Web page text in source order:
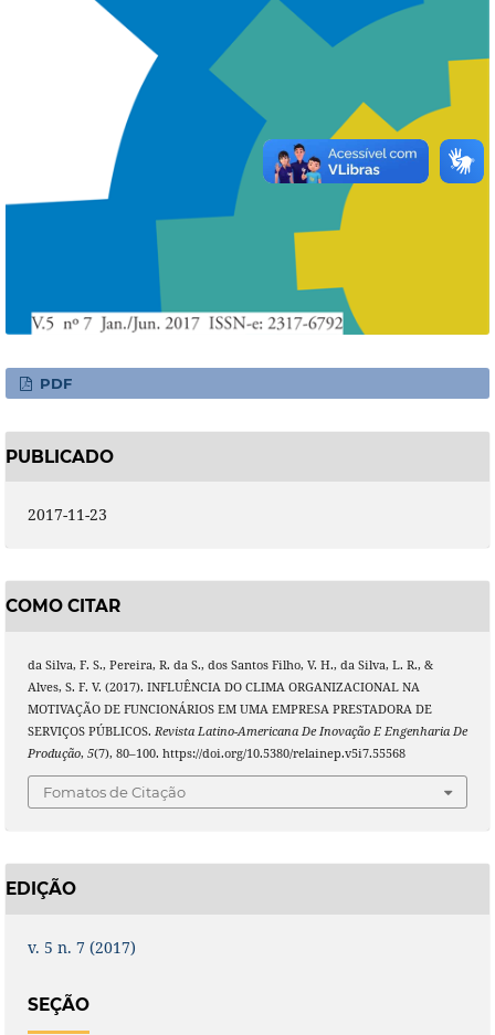
PDF
PUBLICADO
2017-11-23
COMO CITAR
da Silva, F. S., Pereira, R. da S., dos Santos Filho, V. H., da Silva, L. R., &
Alves, S. F. V. (2017). INFLUÊNCIA DO CLIMA ORGANIZACIONAL NA
MOTIVAÇÃO DE FUNCIONÁRIOS EM UMA EMPRESA PRESTADORA DE
SERVIÇOS PÚBLICOS. Revista Latino-Americana De Inovação E Engenharia De
Produção, 5(7), 80–100. https://doi.org/10.5380/relainep.v5i7.55568
Fomatos de Citação
EDIÇÃO
v. 5 n. 7 (2017)
SEÇÃO